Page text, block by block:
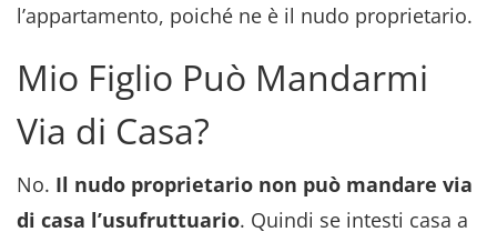
l’appartamento, poiché ne è il nudo proprietario.
Mio Figlio Può Mandarmi
Via di Casa?
No. Il nudo proprietario non può mandare via
di casa l’usufruttuario. Quindi se intesti casa a